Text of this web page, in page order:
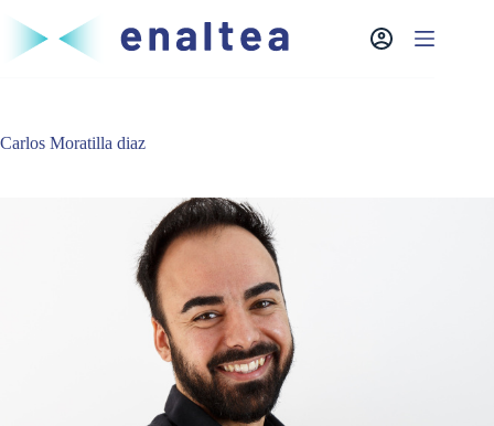
contenido
Carlos Moratilla diaz